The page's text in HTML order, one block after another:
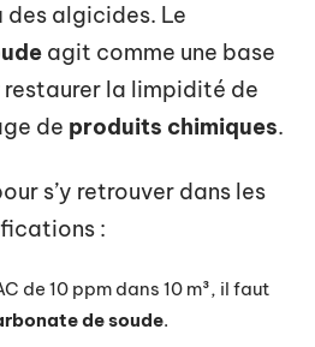
des algicides. Le
agit comme une base
la limpidité de
de produits chimiques.
s’y retrouver dans les
:
de 10 ppm dans 10 m³, il faut
de soude.